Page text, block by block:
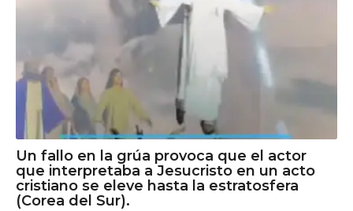
Un fallo en la grúa provoca que el actor
que interpretaba a Jesucristo en un acto
cristiano se eleve hasta la estratosfera
(Corea del Sur).